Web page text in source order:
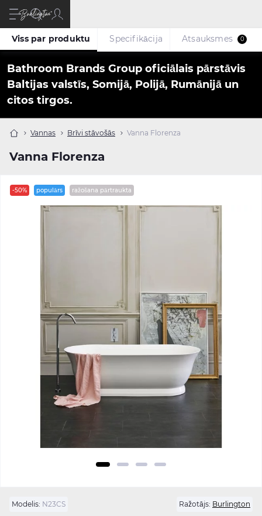
Bathroom Brands Group oficiālais pārstāvis
Baltijas valstīs, Somijā, Polijā, Rumānijā un
citos tirgos.
Vannas Brīvi stāvošās Vanna Florenza
Vanna Florenza
Viss par produktu Specifikācija Atsauksmes 0
-50% populārs ražošana pārtraukta
Modelis: N23CS Ražotājs: Burlington